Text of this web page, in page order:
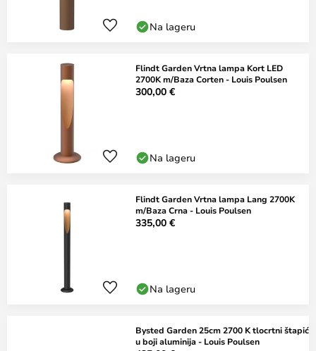
Na lageru
Flindt Garden Vrtna lampa Kort LED
2700K m/Baza Corten - Louis Poulsen
300,00 €
Na lageru
Flindt Garden Vrtna lampa Lang 2700K
m/Baza Crna - Louis Poulsen
335,00 €
Na lageru
Bysted Garden 25cm 2700 K tlocrtni štapić
u boji aluminija - Louis Poulsen